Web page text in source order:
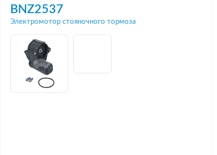
BNZ2537
Электромотор стояночного тормоза